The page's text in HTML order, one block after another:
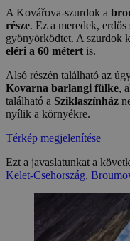
A Kovářova-szurdok a
része. Ez a meredek,
gyönyörködtet. A szurdok
eléri a 60 métert is.
Alsó részén található az
Kovarna barlangi fülke,
található a Sziklaszínház
nyílik a környékre.
Térkép megjelenítése
Ezt a javaslatunkat a
Kelet-Csehország,